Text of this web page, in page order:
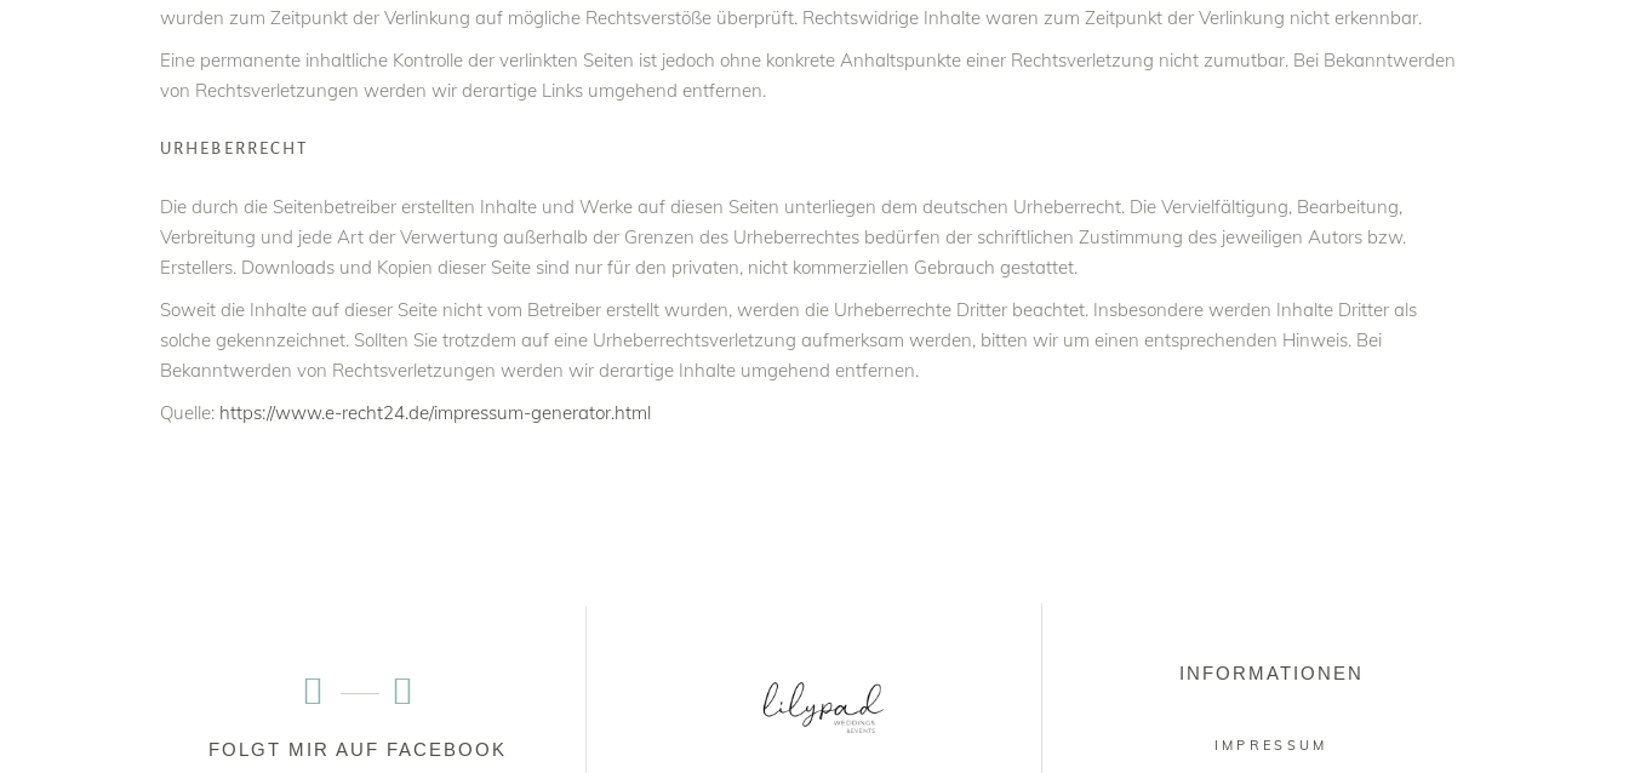
wurden zum Zeitpunkt der Verlinkung auf mögliche Rechtsverstöße überprüft. Rechtswidrige Inhalte waren zum Zeitpunkt der Verlinkung nicht erkennbar.
Eine permanente inhaltliche Kontrolle der verlinkten Seiten ist jedoch ohne konkrete Anhaltspunkte einer Rechtsverletzung nicht zumutbar. Bei Bekanntwerden
von Rechtsverletzungen werden wir derartige Links umgehend entfernen.
URHEBERRECHT
Die durch die Seitenbetreiber erstellten Inhalte und Werke auf diesen Seiten unterliegen dem deutschen Urheberrecht. Die Vervielfältigung, Bearbeitung,
Verbreitung und jede Art der Verwertung außerhalb der Grenzen des Urheberrechtes bedürfen der schriftlichen Zustimmung des jeweiligen Autors bzw.
Erstellers. Downloads und Kopien dieser Seite sind nur für den privaten, nicht kommerziellen Gebrauch gestattet.
Soweit die Inhalte auf dieser Seite nicht vom Betreiber erstellt wurden, werden die Urheberrechte Dritter beachtet. Insbesondere werden Inhalte Dritter als
solche gekennzeichnet. Sollten Sie trotzdem auf eine Urheberrechtsverletzung aufmerksam werden, bitten wir um einen entsprechenden Hinweis. Bei
Bekanntwerden von Rechtsverletzungen werden wir derartige Inhalte umgehend entfernen.
Quelle: https://www.e-recht24.de/impressum-generator.html
FOLGT MIR AUF FACEBOOK
INFORMATIONEN
IMPRESSUM